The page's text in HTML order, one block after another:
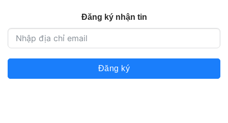
Đăng ký nhận tin
Đăng ký